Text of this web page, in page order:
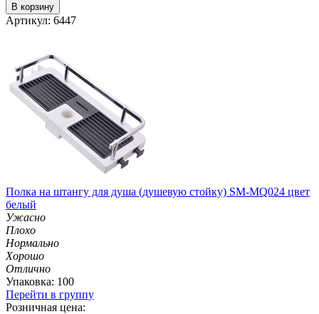
В корзину
Артикул: 6447
Полка на штангу для душа (душевую стойку) SM-MQ024 цвет
белый
Ужасно
Плохо
Нормально
Хорошо
Отлично
Упаковка: 100
Перейти в группу
Розничная цена: